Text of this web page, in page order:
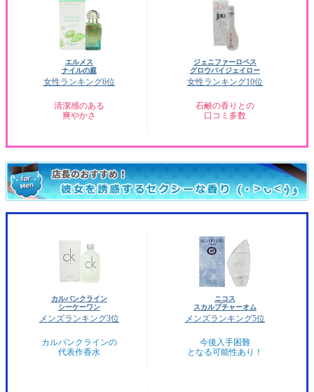
エルメス
ナイルの庭
女性ランキング6位
清潔感のある
爽やかさ
ジェニファーロペス
グロウバイジェイロー
女性ランキング10位
石鹸の香りとの
口コミ多数
カルバンクライン
シーケーワン
メンズランキング3位
カルバンクラインの
代表作香水
ニコス
スカルプチャーオム
メンズランキング5位
今後入手困難
となる可能性あり！